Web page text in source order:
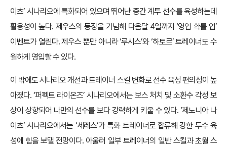
이츠’ 시나리오에 특화되어 있으며 뛰어난 중간 계투 선수를 육성하는데
활용성이 높다. 제우스의 등장을 기념해 다음달 4일까지 ‘영입 확률 업’
이벤트가 열린다. 제우스 뿐만 아니라 ‘루시스’와 ‘하토르’ 트레이너도 수
월하게 영입할 수 있다.
이 밖에도 시나리오 개선과 트레이너 스킬 변화로 선수 육성 편의성이 높
아졌다. ‘퍼펙트 라이온즈’ 시나리오에서는 보스 처치 및 소환수 각성 보
상이 상향되어 나만의 선수를 보다 강력하게 키울 수 있다. ‘제노니아 나
이츠’ 시나리오에서는 ‘세레스’가 특화 트레이너로 합류해 강한 투수 육
성에 힘을 보탤 전망이다. 아울러 일부 트레이너의 일반 스킬과 초월 스